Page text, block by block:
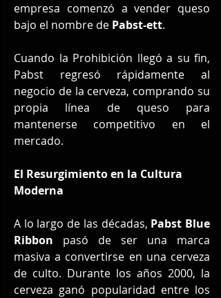
empresa comenzó a vender queso
bajo el nombre de Pabst-ett.
Cuando la Prohibición llegó a su fin,
Pabst regresó rápidamente al
negocio de la cerveza, comprando su
propia línea de queso para
mantenerse competitivo en el
mercado.
El Resurgimiento en la Cultura
Moderna
A lo largo de las décadas, Pabst Blue
Ribbon pasó de ser una marca
masiva a convertirse en una cerveza
de culto. Durante los años 2000, la
cerveza ganó popularidad entre los